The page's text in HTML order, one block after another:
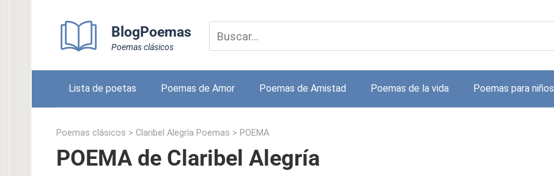
BlogPoemas
Poemas clásicos
Lista de poetas Poemas de Amor Poemas de Amistad Poemas de la vida Poemas para niños
Poemas clásicos > Claribel Alegría Poemas > POEMA
POEMA de Claribel Alegría